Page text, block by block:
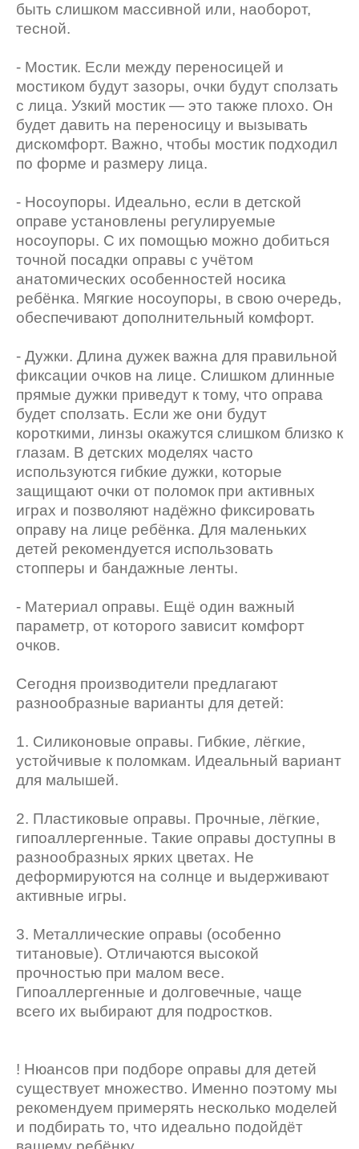
быть слишком массивной или, наоборот,
тесной.
- Мостик. Если между переносицей и
мостиком будут зазоры, очки будут сползать
с лица. Узкий мостик — это также плохо. Он
будет давить на переносицу и вызывать
дискомфорт. Важно, чтобы мостик подходил
по форме и размеру лица.
- Носоупоры. Идеально, если в детской
оправе установлены регулируемые
носоупоры. С их помощью можно добиться
точной посадки оправы с учётом
анатомических особенностей носика
ребёнка. Мягкие носоупоры, в свою очередь,
обеспечивают дополнительный комфорт.
- Дужки. Длина дужек важна для правильной
фиксации очков на лице. Слишком длинные
прямые дужки приведут к тому, что оправа
будет сползать. Если же они будут
короткими, линзы окажутся слишком близко к
глазам. В детских моделях часто
используются гибкие дужки, которые
защищают очки от поломок при активных
играх и позволяют надёжно фиксировать
оправу на лице ребёнка. Для маленьких
детей рекомендуется использовать
стопперы и бандажные ленты.
- Материал оправы. Ещё один важный
параметр, от которого зависит комфорт
очков.
Сегодня производители предлагают
разнообразные варианты для детей:
1. Силиконовые оправы. Гибкие, лёгкие,
устойчивые к поломкам. Идеальный вариант
для малышей.
2. Пластиковые оправы. Прочные, лёгкие,
гипоаллергенные. Такие оправы доступны в
разнообразных ярких цветах. Не
деформируются на солнце и выдерживают
активные игры.
3. Металлические оправы (особенно
титановые). Отличаются высокой
прочностью при малом весе.
Гипоаллергенные и долговечные, чаще
всего их выбирают для подростков.
! Нюансов при подборе оправы для детей
существует множество. Именно поэтому мы
рекомендуем примерять несколько моделей
и подбирать то, что идеально подойдёт